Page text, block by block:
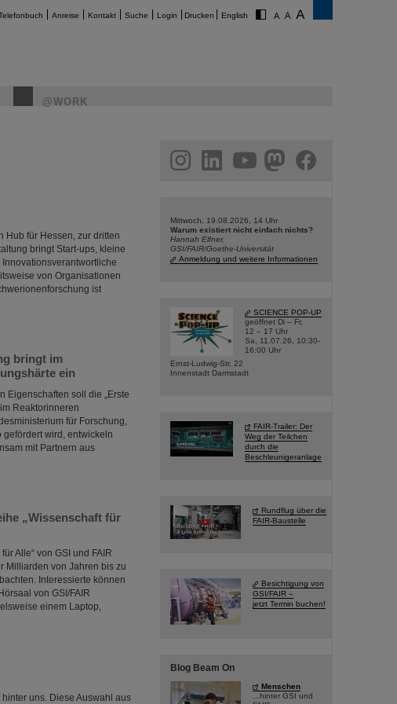
Anreise Kontakt Suche Login Drucken English
@WORK
Hub für Hessen, zur dritten
bringt Start-ups, kleine
von Organisationen
ist
bringt im
ein
Eigenschaften soll die „Erste
Reaktorinneren
für Forschung,
wird, entwickeln
mit Partnern aus
„Wissenschaft für
Alle“ von GSI und FAIR
Milliarden von Jahren bis zu
Interessierte können
von GSI/FAIR
einem Laptop,
uns. Diese Auswahl aus
facebook
Mittwoch, 19.08.2026, 14 Uhr
Warum existiert nicht einfach nichts?
Hannah Elfner,
GSI/FAIR/Goethe-Universität
Anmeldung und weitere Informationen
SCIENCE POP-UP
geöffnet Di – Fr,
12 – 17 Uhr
Sa, 11.07.26, 10:30-
16:00 Uhr
Ernst-Ludwig-Str. 22
Innenstadt Darmstadt
FAIR-Trailer: Der
Weg der Teilchen
durch die
Beschleunigeranlage
Rundflug über die
FAIR-Baustelle
Besichtigung von
GSI/FAIR –
jetzt Termin buchen!
Blog Beam On
Menschen
...hinter GSI und